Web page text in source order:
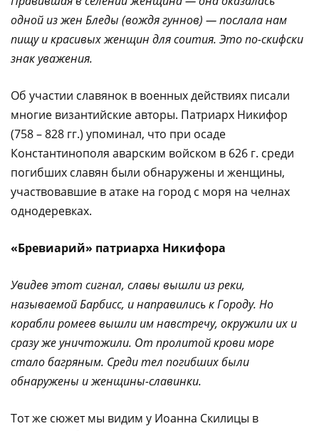
одной из жен Бледы (вождя гуннов) — послала нам
пищу и красивых женщин для соития. Это по-скифски
знак уважения.
Об участии славянок в военных действиях писали
многие византийские авторы. Патриарх Никифор
(758 – 828 гг.) упоминал, что при осаде
Константинополя аварским войском в 626 г. среди
погибших славян были обнаружены и женщины,
участвовавшие в атаке на город с моря на челнах
однодеревках.
«Бревиарий» патриарха Никифора
Увидев этот сигнал, славы вышли из реки,
называемой Барбисс, и направились к Городу. Но
корабли ромеев вышли им навстречу, окружили их и
сразу же уничтожили. От пролитой крови море
стало багряным. Среди тел погибших были
обнаружены и женщины-славинки.
Тот же сюжет мы видим у Иоанна Скилицы в